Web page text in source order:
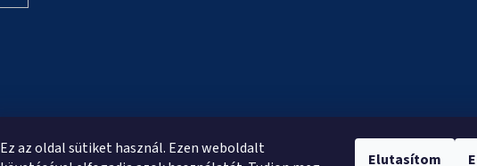
Ez az oldal sütiket használ. Ezen weboldalt
Elutasítom